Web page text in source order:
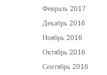
Февраль 2017
Декабрь 2016
Ноябрь 2016
Октябрь 2016
Сентябрь 2016